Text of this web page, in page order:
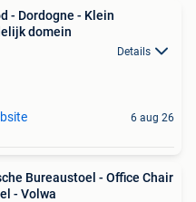
- Dordogne - Klein
domein
Details
6 aug 26
- Office Chair
- Volwa